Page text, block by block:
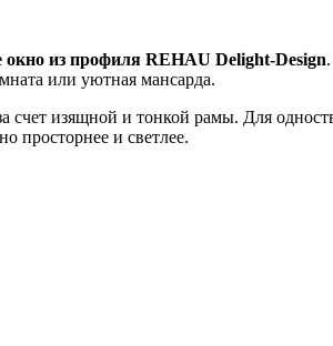
окно из профиля REHAU Delight-Design
или уютная мансарда.
счет изящной и тонкой рамы. Для
просторнее и светлее.